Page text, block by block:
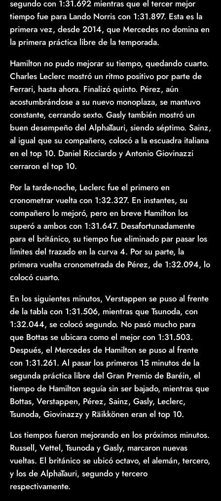
segundo con 1:31.692 mientras que el tercer mejor
tiempo fue para Lando Norris con 1:31.897. Esta es la
primera vez, desde 2014, que Mercedes no domina en
la primera práctica libre de la temporada.
Hamilton no pudo mejorar su tiempo, quedando cuarto.
Charles Leclerc mostró un ritmo positivo por parte de
Ferrari, hasta ahora. Finalizó quinto. Pérez, aún
acostumbrándose a su nuevo monoplaza, se mantuvo
constante, cerrando sexto. Gasly también mostró un
buen desempeño del AlphaTauri, siendo séptimo. Sainz,
al igual que su compañero, colocó a la escuadra italiana
en el top 10. Daniel Ricciardo y Antonio Giovinazzi
cerraron el top 10.
Por la tarde-noche, Leclerc fue el primero en
cronometrar vuelta con 1:32.327. En instantes, su
compañero lo mejoró, pero en breve Hamilton los
superó a ambos con 1:31.647. Desafortunadamente
para el británico, su tiempo fue eliminado par pasar los
límites del trazado en la curva 4. Por su parte, la
primera vuelta cronometrada de Pérez, de 1:32.094, lo
colocó cuarto.
En los siguientes minutos, Verstappen se puso al frente
de la tabla con 1:31.506, mientras que Tsunoda, con
1:32.044, se colocó segundo. No pasó mucho para
que Bottas se ubicara como el mejor con 1:31.503.
Después, el Mercedes de Hamilton se puso al frente
con 1:31.261. Al pasar los primeros 15 minutos de la
segunda práctica libre del Gran Premio de Baréin, el
tiempo de Hamilton seguía sin ser bajado, mientras que
Bottas, Verstappen, Pérez, Sainz, Gasly, Leclerc,
Tsunoda, Giovinazzy y Räikkönen eran el top 10.
Los tiempos fueron mejorando en los próximos minutos.
Russell, Vettel, Tsunoda y Gasly, marcaron nuevas
vueltas. El británico se ubicó octavo, el alemán, tercero,
y los de AlphaTauri, segundo y tercero
respectivamente.